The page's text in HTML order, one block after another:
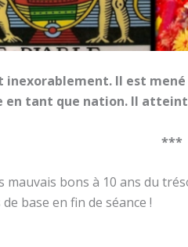
inexorablement. Il est
tant que nation. Il
***
mauvais bons à 10 ans du
base en fin de séance !